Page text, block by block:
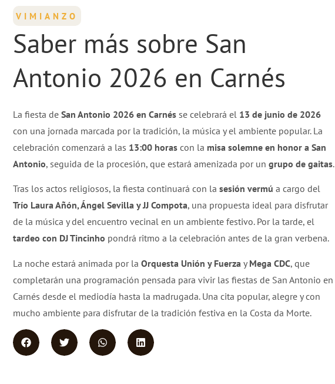
VIMIANZO
Saber más sobre San
Antonio 2026 en Carnés
La fiesta de San Antonio 2026 en Carnés se celebrará el 13 de junio de 2026
con una jornada marcada por la tradición, la música y el ambiente popular. La
celebración comenzará a las 13:00 horas con la misa solemne en honor a San
Antonio, seguida de la procesión, que estará amenizada por un grupo de gaitas.
Tras los actos religiosos, la fiesta continuará con la sesión vermú a cargo del
Trío Laura Añón, Ángel Sevilla y JJ Compota, una propuesta ideal para disfrutar
de la música y del encuentro vecinal en un ambiente festivo. Por la tarde, el
tardeo con DJ Tincinho pondrá ritmo a la celebración antes de la gran verbena.
La noche estará animada por la Orquesta Unión y Fuerza yMega CDC, que
completarán una programación pensada para vivir las fiestas de San Antonio en
Carnés desde el mediodía hasta la madrugada. Una cita popular, alegre y con
mucho ambiente para disfrutar de la tradición festiva en la Costa da Morte.